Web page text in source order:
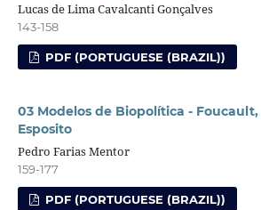
Lucas de Lima Cavalcanti Gonçalves
143-158
PDF (PORTUGUESE (BRAZIL))
03 Modelos de Biopolítica -
Esposito
Pedro Farias Mentor
159-177
PDF (PORTUGUESE (BRAZIL))